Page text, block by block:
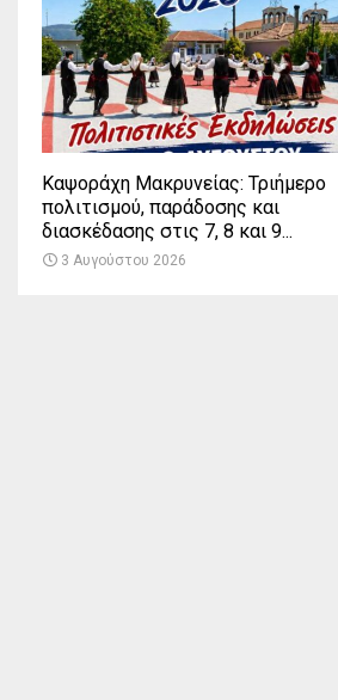
Καψοράχη Μακρυνείας: Τριήμερο
πολιτισμού, παράδοσης και
διασκέδασης στις 7, 8 και 9...
3 Αυγούστου 2026